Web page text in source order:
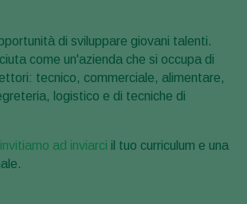
di sviluppare giovani talenti.
come un'azienda che si occupa di
tecnico, commerciale, alimentare,
logistico e di tecniche di
ad inviarci il tuo curriculum e una